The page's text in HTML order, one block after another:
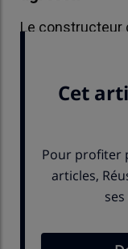
Le constructeur